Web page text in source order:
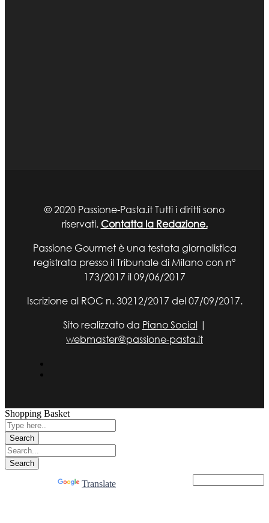
© 2020 Passione-Pasta.it Tutti i diritti sono
riservati. Contatta la Redazione.
Passione Gourmet è una testata giornalistica
registrata presso il Tribunale di Milano con n°
173/2017 il 09/06/2017
Iscrizione al ROC n. 30212/2017 del 07/09/2017.
Sito realizzato da Piano Social|
webmaster@passione-pasta.it
Shopping Basket
Translate